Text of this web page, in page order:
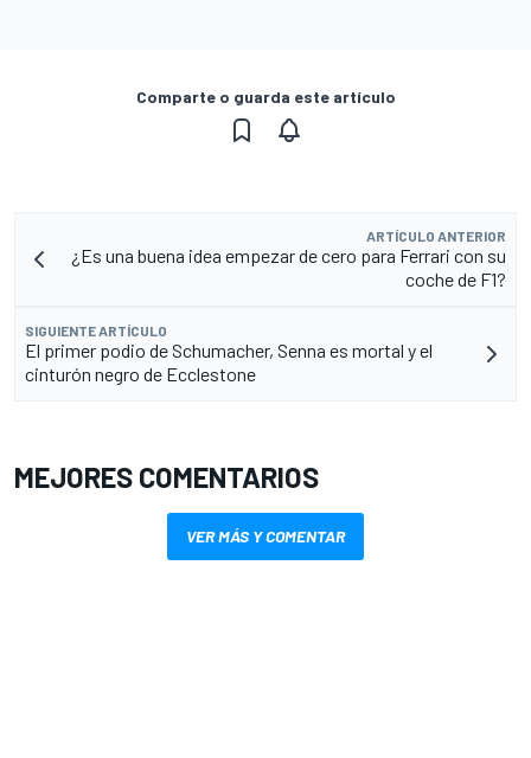
Comparte o guarda este artículo
ARTÍCULO ANTERIOR
¿Es una buena idea empezar de cero para Ferrari con su
coche de F1?
SIGUIENTE ARTÍCULO
El primer podio de Schumacher, Senna es mortal y el
cinturón negro de Ecclestone
MEJORES COMENTARIOS
VER MÁS Y COMENTAR